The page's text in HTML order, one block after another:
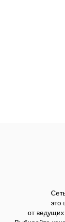
это
от